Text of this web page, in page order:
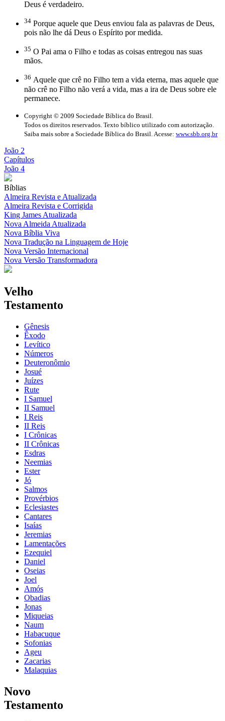
Deus é verdadeiro.
34 Porque aquele que Deus enviou fala as palavras de Deus,
pois não lhe dá Deus o Espírito por medida.
35 O Pai ama o Filho e todas as coisas entregou nas suas
mãos.
36 Aquele que crê no Filho tem a vida eterna, mas aquele que
não crê no Filho não verá a vida, mas a ira de Deus sobre ele
permanece.
Copyright © 2009 Sociedade Bíblica do Brasil.
Todos os direitos reservados. Texto bíblico utilizado com autorização.
Saiba mais sobre a Sociedade Bíblica do Brasil. Acesse: www.sbb.org.br
João 2
Capítulos
João 4
Bíblias
Almeira Revista e Atualizada
Almeira Revista e Corrigida
King James Atualizada
Nova Almeida Atualizada
Nova Bíblia Viva
Nova Tradução na Linguagem de Hoje
Nova Versão Internacional
Nova Versão Transformadora
Velho
Testamento
Gênesis
Êxodo
Levítico
Números
Deuteronômio
Josué
Juízes
Rute
I Samuel
II Samuel
I Reis
II Reis
I Crônicas
II Crônicas
Esdras
Neemias
Ester
Jó
Salmos
Provérbios
Eclesiastes
Cantares
Isaías
Jeremias
Lamentações
Ezequiel
Daniel
Oseias
Joel
Amós
Obadias
Jonas
Miqueias
Naum
Habacuque
Sofonias
Ageu
Zacarias
Malaquias
Novo
Testamento